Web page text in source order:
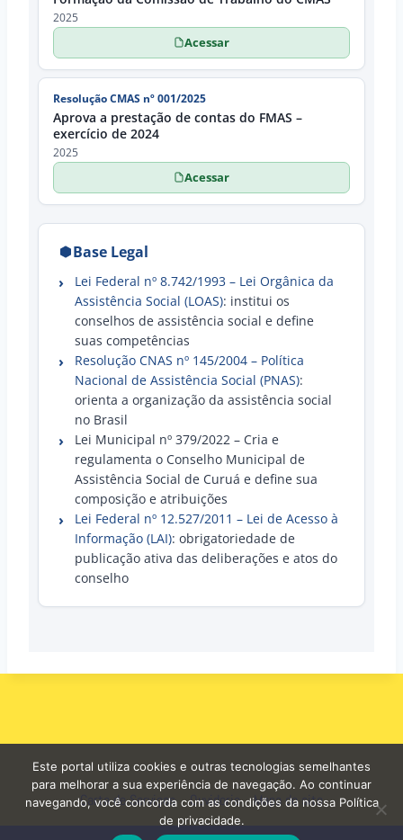
2025
Acessar
Resolução CMAS nº 001/2025
Aprova a prestação de contas do FMAS –
exercício de 2024
2025
Acessar
Base Legal
Lei Federal nº 8.742/1993 – Lei Orgânica da
Assistência Social (LOAS): institui os
conselhos de assistência social e define
suas competências
Resolução CNAS nº 145/2004 – Política
Nacional de Assistência Social (PNAS):
orienta a organização da assistência social
no Brasil
Lei Municipal nº 379/2022 – Cria e
regulamenta o Conselho Municipal de
Assistência Social de Curuá e define sua
composição e atribuições
Lei Federal nº 12.527/2011 – Lei de Acesso à
Informação (LAI): obrigatoriedade de
publicação ativa das deliberações e atos do
conselho
Carta de Serviços Ouvidoria Mapa do site
Este portal utiliza cookies e outras tecnologias semelhantes
para melhorar a sua experiência de navegação. Ao continuar
navegando, você concorda com as condições da nossa Política
de privacidade.